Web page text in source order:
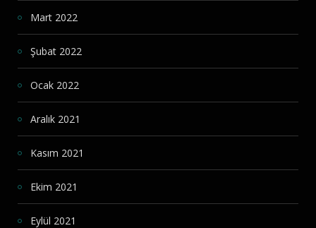
Mart 2022
Şubat 2022
Ocak 2022
Aralık 2021
Kasım 2021
Ekim 2021
Eylül 2021